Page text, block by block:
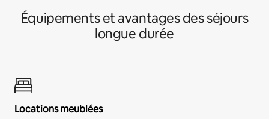
Équipements et avantages des séjours
longue durée
Locations meublées